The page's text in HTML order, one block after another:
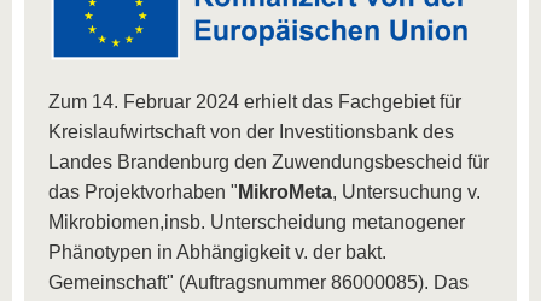
Zum 14. Februar 2024 erhielt das Fachgebiet für
Kreislaufwirtschaft von der Investitionsbank des
Landes Brandenburg den Zuwendungsbescheid für
das Projektvorhaben " MikroMeta, Untersuchung v.
Mikrobiomen,insb. Unterscheidung metanogener
Phänotypen in Abhängigkeit v. der bakt.
Gemeinschaft" (Auftragsnummer 86000085). Das